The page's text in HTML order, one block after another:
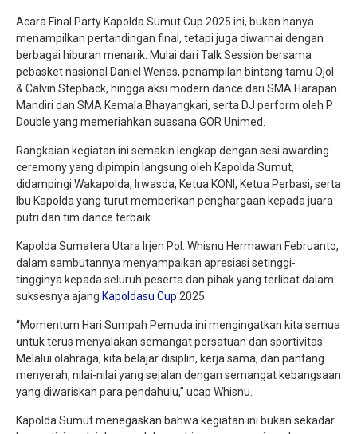
Acara Final Party Kapolda Sumut Cup 2025 ini, bukan hanya
menampilkan pertandingan final, tetapi juga diwarnai dengan
berbagai hiburan menarik. Mulai dari Talk Session bersama
pebasket nasional Daniel Wenas, penampilan bintang tamu Ojol
& Calvin Stepback, hingga aksi modern dance dari SMA Harapan
Mandiri dan SMA Kemala Bhayangkari, serta DJ perform oleh P
Double yang memeriahkan suasana GOR Unimed.
Rangkaian kegiatan ini semakin lengkap dengan sesi awarding
ceremony yang dipimpin langsung oleh Kapolda Sumut,
didampingi Wakapolda, Irwasda, Ketua KONI, Ketua Perbasi, serta
Ibu Kapolda yang turut memberikan penghargaan kepada juara
putri dan tim dance terbaik.
Kapolda Sumatera Utara Irjen Pol. Whisnu Hermawan Februanto,
dalam sambutannya menyampaikan apresiasi setinggi-
tingginya kepada seluruh peserta dan pihak yang terlibat dalam
suksesnya ajang Kapoldasu Cup 2025.
“Momentum Hari Sumpah Pemuda ini mengingatkan kita semua
untuk terus menyalakan semangat persatuan dan sportivitas.
Melalui olahraga, kita belajar disiplin, kerja sama, dan pantang
menyerah, nilai-nilai yang sejalan dengan semangat kebangsaan
yang diwariskan para pendahulu,” ucap Whisnu.
Kapolda Sumut menegaskan bahwa kegiatan ini bukan sekadar